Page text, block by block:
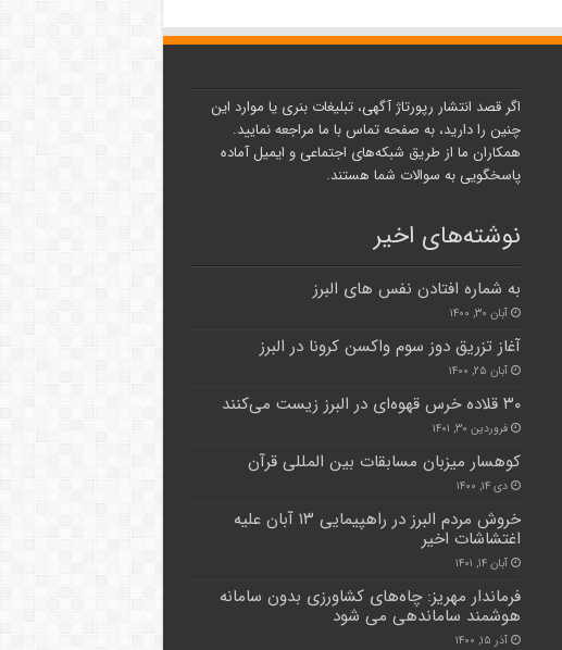
اگر قصد انتشار رپورتاژ آگهی، تبلیغات بنری یا موارد این
چنین را دارید، به صفحه تماس با ما مراجعه نمایید.
همکاران ما از طریق شبکه‌های اجتماعی و ایمیل آماده
پاسخگویی به سوالات شما هستند.
نوشته‌های اخیر
به شماره افتادن نفس های البرز
آبان ۳۰, ۱۴۰۰
آغاز تزریق دوز سوم واکسن کرونا در البرز
آبان ۲۵, ۱۴۰۰
۳۰ قلاده خرس قهوه‌ای در البرز زیست می‌کنند
فروردین ۳۰, ۱۴۰۱
کوهسار میزبان مسابقات بین المللی قرآن
دی ۱۴, ۱۴۰۰
خروش مردم البرز در راهپیمایی ۱۳ آبان علیه
اغتشاشات اخیر
آبان ۱۴, ۱۴۰۱
فرماندار مهریز: چاه‌های کشاورزی بدون سامانه
هوشمند ساماندهی می شود
آذر ۱۵, ۱۴۰۰